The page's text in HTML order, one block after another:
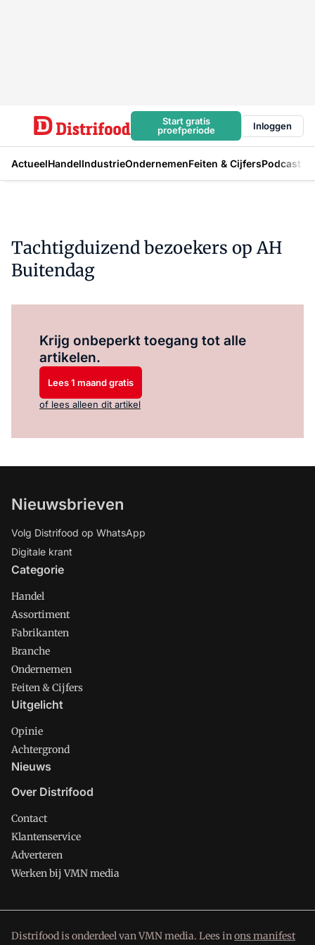
Start gratis
proefperiode
Inloggen
ActueelHandelIndustrieOndernemenFeiten & CijfersPodcast
Tachtigduizend bezoekers op AH
Buitendag
Krijg onbeperkt toegang tot alle
artikelen.
Lees 1 maand gratis
of lees alleen dit artikel
Nieuwsbrieven
Volg Distrifood op WhatsApp
Digitale krant
Categorie
Handel
Assortiment
Fabrikanten
Branche
Ondernemen
Feiten & Cijfers
Uitgelicht
Opinie
Achtergrond
Nieuws
Over Distrifood
Contact
Klantenservice
Adverteren
Werken bij VMN media
Distrifood is onderdeel van VMN media. Lees inons manifest